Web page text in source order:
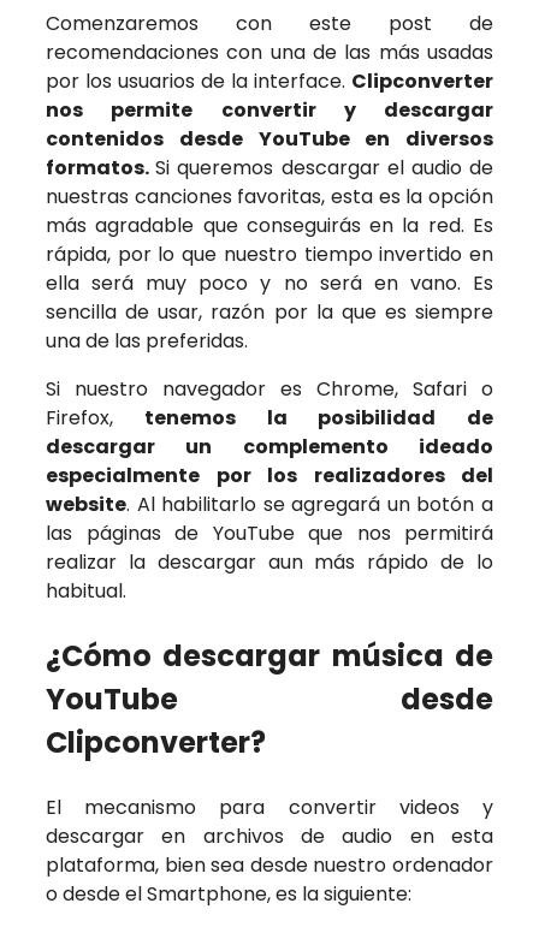
Comenzaremos con este post de
recomendaciones con una de las más usadas
por los usuarios de la interface. Clipconverter
nos permite convertir y descargar
contenidos desde YouTube en diversos
formatos.Si queremos descargar el audio de
nuestras canciones favoritas, esta es la opción
más agradable que conseguirás en la red. Es
rápida, por lo que nuestro tiempo invertido en
ella será muy poco y no será en vano. Es
sencilla de usar, razón por la que es siempre
una de las preferidas.
Si nuestro navegador es Chrome, Safari o
Firefox, tenemos la posibilidad de
descargar un complemento ideado
especialmente por los realizadores del
website. Al habilitarlo se agregará un botón a
las páginas de YouTube que nos permitirá
realizar la descargar aun más rápido de lo
habitual.
¿Cómo descargar música de
YouTube desde
Clipconverter?
El mecanismo para convertir videos y
descargar en archivos de audio en esta
plataforma, bien sea desde nuestro ordenador
o desde el Smartphone, es la siguiente: